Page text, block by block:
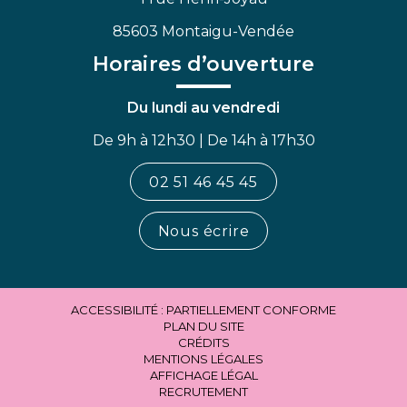
85603 Montaigu-Vendée
Horaires d’ouverture
Du lundi au vendredi
De 9h à 12h30 | De 14h à 17h30
02 51 46 45 45
Nous écrire
ACCESSIBILITÉ : PARTIELLEMENT CONFORME
PLAN DU SITE
CRÉDITS
MENTIONS LÉGALES
AFFICHAGE LÉGAL
RECRUTEMENT